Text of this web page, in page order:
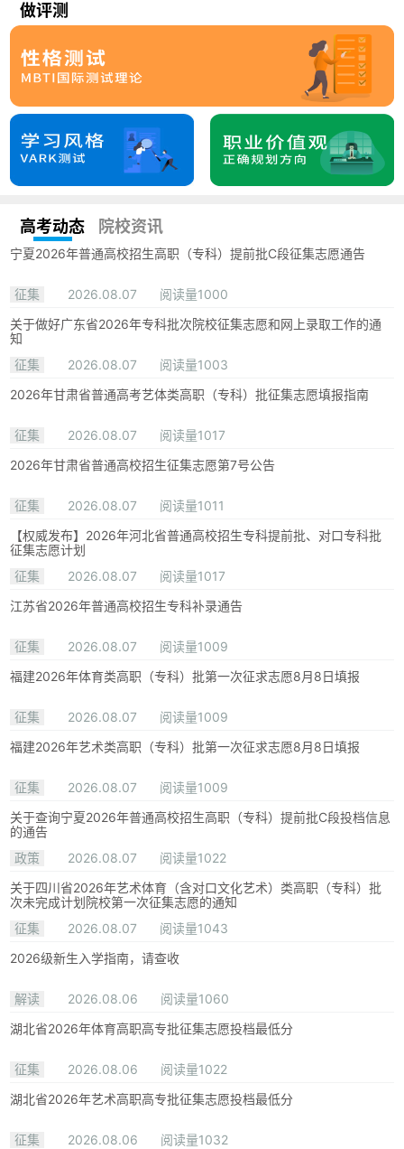
做评测
高考动态 院校资讯
宁夏2026年普通高校招生高职（专科）提前批C段征集志愿通告
征集 2026.08.07
阅读量1000
关于做好广东省2026年专科批次院校征集志愿和网上录取工作的通
知
征集
2026.08.07
阅读量1003
2026年甘肃省普通高考艺体类高职（专科）批征集志愿填报指南
征集 2026.08.07
阅读量1017
2026年甘肃省普通高校招生征集志愿第7号公告
征集 2026.08.07
阅读量1011
【权威发布】2026年河北省普通高校招生专科提前批、对口专科批
征集志愿计划
征集
2026.08.07
阅读量1017
江苏省2026年普通高校招生专科补录通告
征集 2026.08.07
阅读量1009
福建2026年体育类高职（专科）批第一次征求志愿8月8日填报
征集 2026.08.07
阅读量1009
福建2026年艺术类高职（专科）批第一次征求志愿8月8日填报
征集 2026.08.07
阅读量1009
关于查询宁夏2026年普通高校招生高职（专科）提前批C段投档信息
的通告
政策
2026.08.07
阅读量1022
关于四川省2026年艺术体育（含对口文化艺术）类高职（专科）批
次未完成计划院校第一次征集志愿的通知
征集
2026.08.07
阅读量1043
2026级新生入学指南，请查收
解读 2026.08.06
阅读量1060
湖北省2026年体育高职高专批征集志愿投档最低分
征集 2026.08.06
阅读量1022
湖北省2026年艺术高职高专批征集志愿投档最低分
征集 2026.08.06
阅读量1032